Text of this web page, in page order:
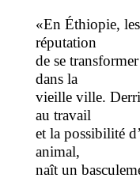
«En Éthiopie,
réputation
de se
dans la
vieille ville.
au travail
et la possibilité
animal,
naît un